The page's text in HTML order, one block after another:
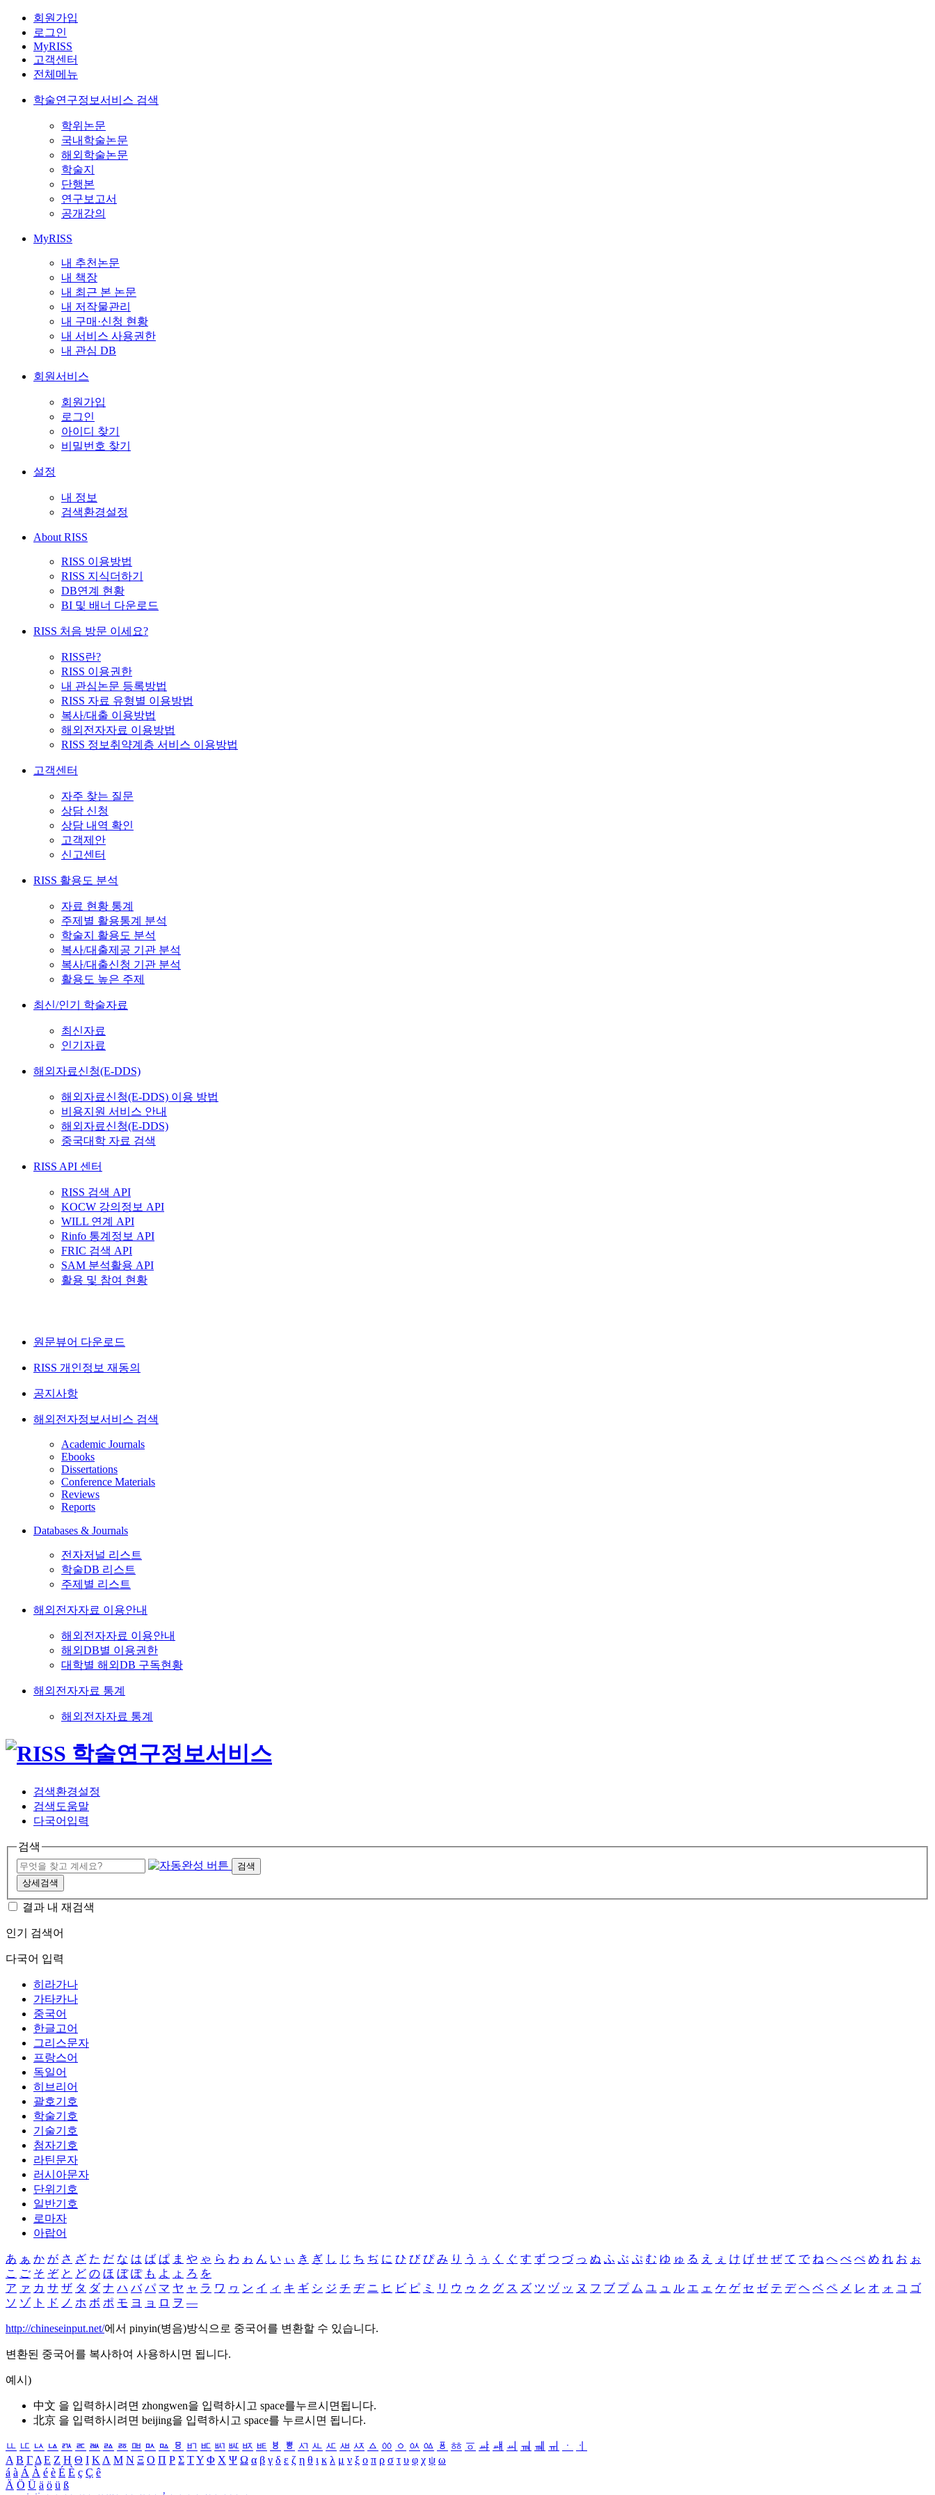
회원가입
로그인
MyRISS
고객센터
전체메뉴
학술연구정보서비스 검색
학위논문
국내학술논문
해외학술논문
학술지
단행본
연구보고서
공개강의
MyRISS
내 추천논문
내 책장
내 최근 본 논문
내 저작물관리
내 구매·신청 현황
내 서비스 사용권한
내 관심 DB
회원서비스
회원가입
로그인
아이디 찾기
비밀번호 찾기
설정
내 정보
검색환경설정
About RISS
RISS 이용방법
RISS 지식더하기
DB연계 현황
BI 및 배너 다운로드
RISS 처음 방문 이세요?
RISS란?
RISS 이용권한
내 관심논문 등록방법
RISS 자료 유형별 이용방법
복사/대출 이용방법
해외전자자료 이용방법
RISS 정보취약계층 서비스 이용방법
고객센터
자주 찾는 질문
상담 신청
상담 내역 확인
고객제안
신고센터
RISS 활용도 분석
자료 현황 통계
주제별 활용통계 분석
학술지 활용도 분석
복사/대출제공 기관 분석
복사/대출신청 기관 분석
활용도 높은 주제
최신/인기 학술자료
최신자료
인기자료
해외자료신청(E-DDS)
해외자료신청(E-DDS) 이용 방법
비용지원 서비스 안내
해외자료신청(E-DDS)
중국대학 자료 검색
RISS API 센터
RISS 검색 API
KOCW 강의정보 API
WILL 연계 API
Rinfo 통계정보 API
FRIC 검색 API
SAM 분석활용 API
활용 및 참여 현황
원문뷰어 다운로드
RISS 개인정보 재동의
공지사항
해외전자정보서비스 검색
Academic Journals
Ebooks
Dissertations
Conference Materials
Reviews
Reports
Databases & Journals
전자저널 리스트
학술DB 리스트
주제별 리스트
해외전자자료 이용안내
해외전자자료 이용안내
해외DB별 이용권한
대학별 해외DB 구독현황
해외전자자료 통계
해외전자자료 통계
검색환경설정
검색도움말
다국어입력
검색
검색
상세검색
결과 내 재검색
인기 검색어
다국어 입력
히라가나
가타카나
중국어
한글고어
그리스문자
프랑스어
독일어
히브리어
괄호기호
학술기호
기술기호
첨자기호
라틴문자
러시아문자
단위기호
일반기호
로마자
아랍어
あ ぁ か が さ ざ た だ な は ば ぱ ま や ゃ ら わ ゎ ん い ぃ き ぎ し じ ち ぢ に ひ び ぴ み り う ぅ く ぐ す ず つ づ っ ぬ ふ ぶ ぷ む ゆ ゅ る え ぇ け げ せ ぜ て で ね へ べ ぺ め れ お ぉ
こ ご そ ぞ と ど の ほ ぼ ぽ も よ ょ ろ を
ア ァ カ サ ザ タ ダ ナ ハ バ パ マ ヤ ャ ラ ワ ヮ ン イ ィ キ ギ シ ジ チ ヂ ニ ヒ ビ ピ ミ リ ウ ゥ ク グ ス ズ ツ ヅ ッ ヌ フ ブ プ ム ユ ュ ル エ ェ ケ ゲ セ ゼ テ デ ヘ ベ ペ メ レ オ ォ コ ゴ
ソ ゾ ト ド ノ ホ ボ ポ モ ヨ ョ ロ ヲ ―
http://chineseinput.net/에서 pinyin(병음)방식으로 중국어를 변환할 수 있습니다.
변환된 중국어를 복사하여 사용하시면 됩니다.
예시)
中文 을 입력하시려면 zhongwen을 입력하시고 space를누르시면됩니다.
北京 을 입력하시려면 beijing을 입력하시고 space를 누르시면 됩니다.
ㅥ ㅦ ㅧ ㅨ ㅩ ㅪ ㅫ ㅬ ㅭ ㅮ ㅯ ㅰ ㅱ ㅲ ㅳ ㅴ ㅵ ㅶ ㅷ ㅸ ㅹ ㅺ ㅻ ㅼ ㅽ ㅾ ㅿ ㆀ ㆁ ㆂ ㆃ ㆄ ㆅ ㆆ ㆇ ㆈ ㆉ ㆊ ㆋ ㆌ ㆍ
ㆎ
Α Β ΓΔ Ε Ζ Η Θ Ι ΚΛ Μ Ν Ξ Ο Π Ρ Σ ΤΥ Φ Χ Ψ Ω α β γ δ ε ζ η θ ι κ λ μ ν ξ ο π ρ σ τ υ φ χ ψ ω
á à Á À é è É È ç Ç ê
Ä Ö Ü ä ö ü ß